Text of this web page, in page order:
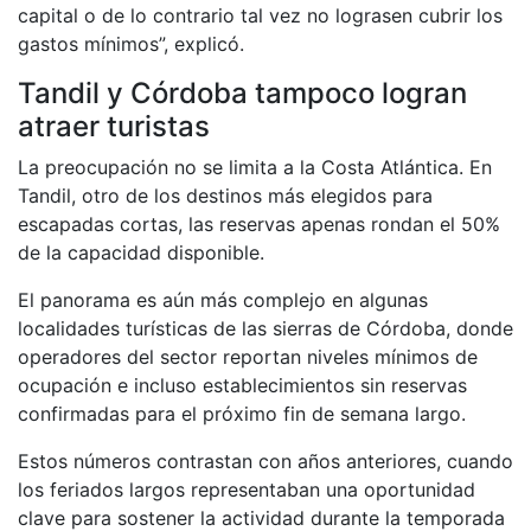
capital o de lo contrario tal vez no lograsen cubrir los
gastos mínimos”, explicó.
Tandil y Córdoba tampoco logran
atraer turistas
La preocupación no se limita a la Costa Atlántica. En
Tandil, otro de los destinos más elegidos para
escapadas cortas, las reservas apenas rondan el 50%
de la capacidad disponible.
El panorama es aún más complejo en algunas
localidades turísticas de las sierras de Córdoba, donde
operadores del sector reportan niveles mínimos de
ocupación e incluso establecimientos sin reservas
confirmadas para el próximo fin de semana largo.
Estos números contrastan con años anteriores, cuando
los feriados largos representaban una oportunidad
clave para sostener la actividad durante la temporada